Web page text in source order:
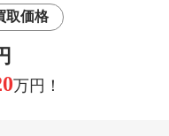
取価格
万円！